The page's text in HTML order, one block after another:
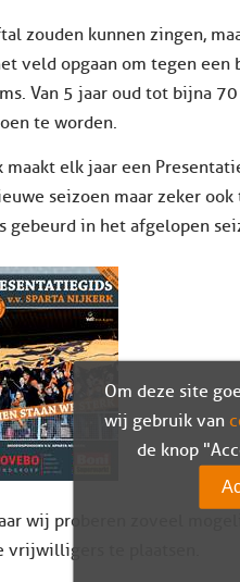
zouden kunnen zingen,
veld opgaan om tegen een
Van 5 jaar oud tot bijna 70
te worden.
elk jaar een
seizoen maar zeker
gebeurd in het afgelopen
wij proberen zoveel
vrijwilligers te plaatsen.
Om deze site
wij gebruik van
de knop